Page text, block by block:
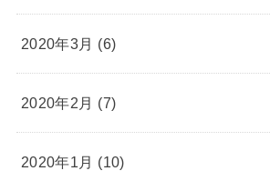
2020年3月 (6)
2020年2月 (7)
2020年1月 (10)